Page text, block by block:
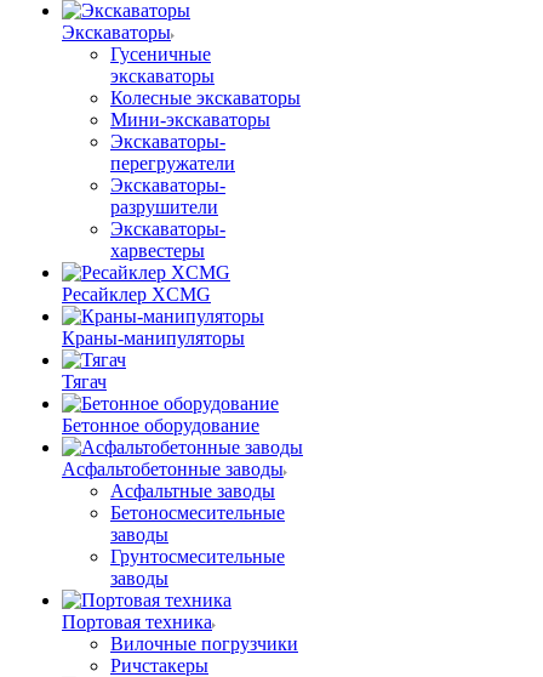
Экскаваторы
Гусеничные
экскаваторы
Колесные экскаваторы
Мини-экскаваторы
Экскаваторы-
перегружатели
Экскаваторы-
разрушители
Экскаваторы-
харвестеры
Ресайклер XCMG
Краны-манипуляторы
Тягач
Бетонное оборудование
Асфальтобетонные заводы
Асфальтные заводы
Бетоносмесительные
заводы
Грунтосмесительные
заводы
Портовая техника
Вилочные погрузчики
Ричстакеры